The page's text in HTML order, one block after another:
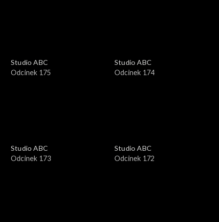
Studio ABC
Odcinek 175
Studio ABC
Odcinek 174
Studio ABC
Odcinek 173
Studio ABC
Odcinek 172